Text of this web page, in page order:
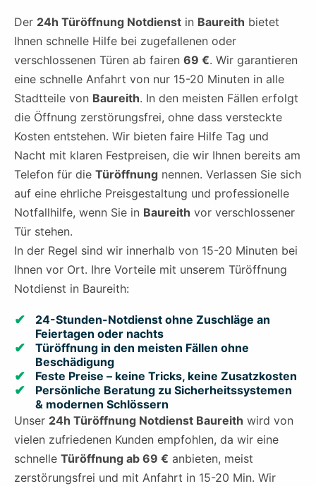
Der 24h Türöffnung Notdienst in Baureith bietet
Ihnen schnelle Hilfe bei zugefallenen oder
verschlossenen Türen ab fairen 69 €. Wir garantieren
eine schnelle Anfahrt von nur 15-20 Minuten in alle
Stadtteile von Baureith. In den meisten Fällen erfolgt
die Öffnung zerstörungsfrei, ohne dass versteckte
Kosten entstehen. Wir bieten faire Hilfe Tag und
Nacht mit klaren Festpreisen, die wir Ihnen bereits am
Telefon für die Türöffnung nennen. Verlassen Sie sich
auf eine ehrliche Preisgestaltung und professionelle
Notfallhilfe, wenn Sie in Baureith vor verschlossener
Tür stehen.
In der Regel sind wir innerhalb von 15-20 Minuten bei
Ihnen vor Ort. Ihre Vorteile mit unserem Türöffnung
Notdienst in Baureith:
24-Stunden-Notdienst ohne Zuschläge an
Feiertagen oder nachts
Türöffnung in den meisten Fällen ohne
Beschädigung
Feste Preise – keine Tricks, keine Zusatzkosten
Persönliche Beratung zu Sicherheitssystemen
& modernen Schlössern
Unser 24h Türöffnung Notdienst Baureith wird von
vielen zufriedenen Kunden empfohlen, da wir eine
schnelle Türöffnung ab 69 € anbieten, meist
zerstörungsfrei und mit Anfahrt in 15-20 Min. Wir